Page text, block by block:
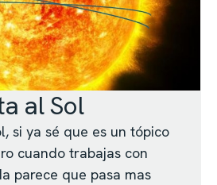
al Sol
si ya sé que es un tópico
cuando trabajas con
parece que pasa mas